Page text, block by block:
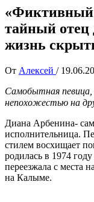
«Фиктивный
тайный
жизнь
От Алексей /
Самобытная певица,
непохожестью на
Диана Арбенина-
исполнительница.
стилем восхищает
родилась в 1974
переезжала с места
на Калыме.